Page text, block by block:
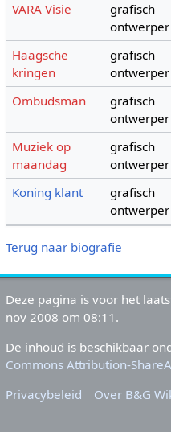
VARA Visie
grafisch
ontwerper
Haagsche
kringen
grafisch
ontwerper
Ombudsman
grafisch
ontwerper
Muziek op
maandag
grafisch
ontwerper
Koning klant
grafisch
ontwerper
Terug naar biografie
Deze pagina is voor het
nov 2008 om 08:11.
De inhoud is beschikbaar
Commons Attribution-
Privacybeleid
Over B&G